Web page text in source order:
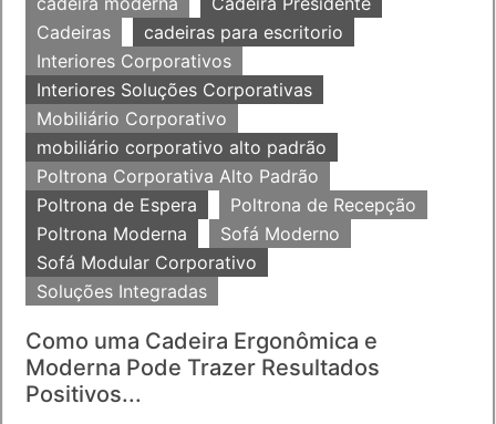
Cadeiras
cadeiras para escritorio
Interiores Corporativos
Interiores Soluções Corporativas
Mobiliário Corporativo
mobiliário corporativo alto padrão
Poltrona Corporativa Alto Padrão
Poltrona de Espera
Poltrona de Recepção
Poltrona Moderna
Sofá Moderno
Sofá Modular Corporativo
Soluções Integradas
Como uma Cadeira Ergonômica e
Moderna Pode Trazer Resultados
Positivos...